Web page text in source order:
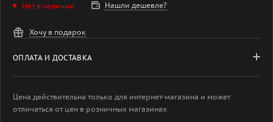
Нет в наличии Нашли дешевле?
Хочу в подарок
ОПЛАТА И ДОСТАВКА
Цена действительна только для интернет-магазина и может
отличаться от цен в розничных магазинах